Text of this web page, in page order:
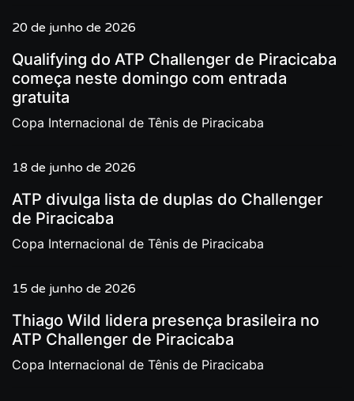
20 de junho de 2026
Qualifying do ATP Challenger de Piracicaba
começa neste domingo com entrada
gratuita
Copa Internacional de Tênis de Piracicaba
18 de junho de 2026
ATP divulga lista de duplas do Challenger
de Piracicaba
Copa Internacional de Tênis de Piracicaba
15 de junho de 2026
Thiago Wild lidera presença brasileira no
ATP Challenger de Piracicaba
Copa Internacional de Tênis de Piracicaba